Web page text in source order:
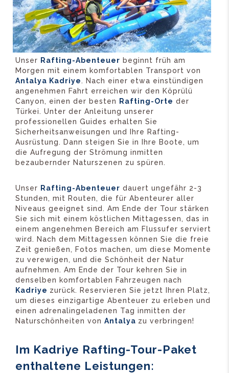
Unser Rafting-Abenteuer beginnt früh am
Morgen mit einem komfortablen Transport von
Antalya Kadriye. Nach einer etwa einstündigen
angenehmen Fahrt erreichen wir den Köprülü
Canyon, einen der besten
Rafting-Orte der
Türkei. Unter der Anleitung unserer
professionellen Guides erhalten Sie
Sicherheitsanweisungen und Ihre Rafting-
Ausrüstung. Dann steigen Sie in Ihre Boote, um
die Aufregung der Strömung inmitten
bezaubernder Naturszenen zu spüren.
Unser Rafting-Abenteuer dauert ungefähr 2-3
Stunden, mit Routen, die für Abenteurer aller
Niveaus geeignet sind. Am Ende der Tour stärken
Sie sich mit einem köstlichen Mittagessen, das in
einem angenehmen Bereich am Flussufer serviert
wird. Nach dem Mittagessen können Sie die freie
Zeit genießen, Fotos machen, um diese Momente
zu verewigen, und die Schönheit der Natur
aufnehmen. Am Ende der Tour kehren Sie in
denselben komfortablen Fahrzeugen nach
Kadriye zurück. Reservieren Sie jetzt Ihren Platz,
um dieses einzigartige Abenteuer zu erleben und
einen adrenalingeladenen Tag inmitten der
Naturschönheiten von Antalya zu verbringen!
Im Kadriye Rafting-Tour-Paket
enthaltene Leistungen: